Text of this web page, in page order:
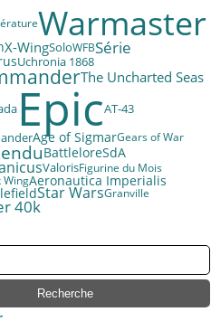
Warmaster
X-WingSoloWFBSérie
Uchronia 1868
The Uncharted Seas
EpicAT-43
Age of SigmarGears of War
BattleloreSdA
ValorisFigurine du Mois
WingAeronautica Imperialis
Star WarsGranville
40k